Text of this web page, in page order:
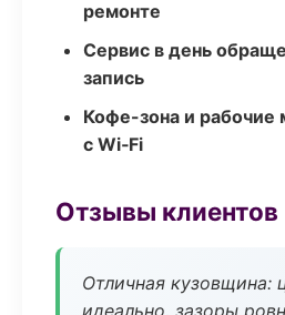
ремонте
Сервис в день
запись
Кофе-зона и рабочие
с Wi‑Fi
Отзывы клиентов
Отличная кузовщина:
идеально, зазоры